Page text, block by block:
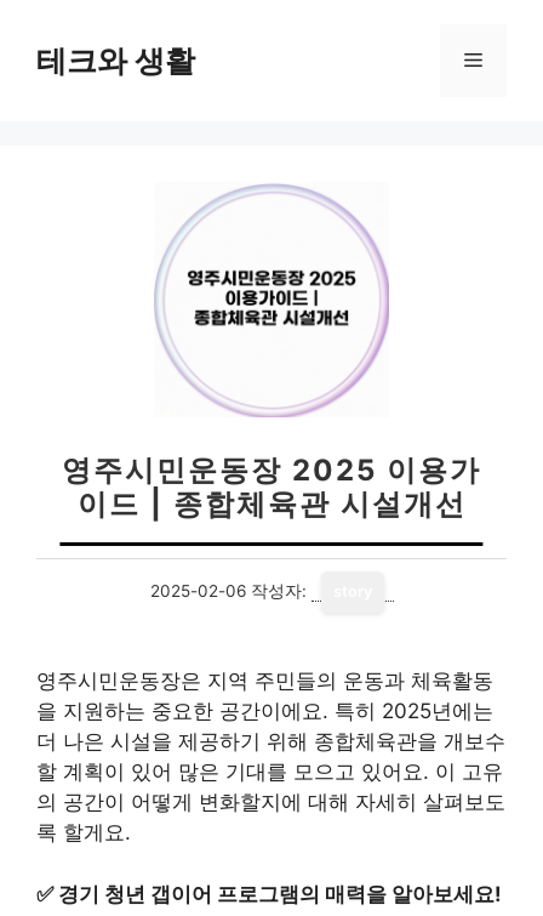
테크와 생활 메
영주시민운동장 2025 이용가
이드 | 종합체육관 시설개선
2025-02-06 작성자:
영주시민운동장은 지역 주민들의 운동과 체육활동
을 지원하는 중요한 공간이에요. 특히 2025년에는
더 나은 시설을 제공하기 위해 종합체육관을 개보수
할 계획이 있어 많은 기대를 모으고 있어요. 이 고유
의 공간이 어떻게 변화할지에 대해 자세히 살펴보도
록 할게요.
✅ 경기 청년 갭이어 프로그램의 매력을 알아보세요!